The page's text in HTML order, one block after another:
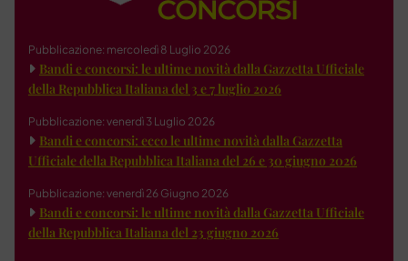
Pubblicazione: mercoledì 8 Luglio 2026
Bandi e concorsi: le ultime novità dalla Gazzetta Ufficiale
della Repubblica Italiana del 3 e 7 luglio 2026
Pubblicazione: venerdì 3 Luglio 2026
Bandi e concorsi: ecco le ultime novità dalla Gazzetta
Ufficiale della Repubblica Italiana del 26 e 30 giugno 2026
Pubblicazione: venerdì 26 Giugno 2026
Bandi e concorsi: le ultime novità dalla Gazzetta Ufficiale
della Repubblica Italiana del 23 giugno 2026